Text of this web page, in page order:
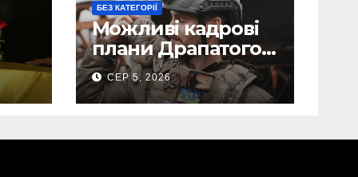
БЕЗ КАТЕГОРІЇ
Можливі кадрові
плани Драпатого:
Маркусу
пророкують
важливу посаду у
СЕР 5, 2026